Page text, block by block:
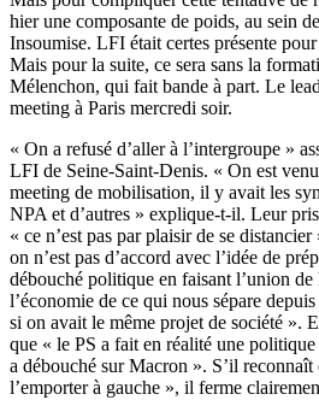
hier une composante de poids, au sein
Insoumise. LFI était certes présente
Mais pour la suite, ce sera sans la
Mélenchon, qui fait bande à part. Le
meeting à Paris mercredi soir.
« On a refusé d’aller à l’intergroupe »
LFI de Seine-Saint-Denis. « On est
meeting de mobilisation, il y avait les
NPA et d’autres » explique-t-il. Leur
« ce n’est pas par plaisir de se
on n’est pas d’accord avec l’idée de
débouché politique en faisant l’union de
l’économie de ce qui nous sépare
si on avait le même projet de société ».
que « le PS a fait en réalité une
a débouché sur Macron ». S’il
l’emporter à gauche », il ferme